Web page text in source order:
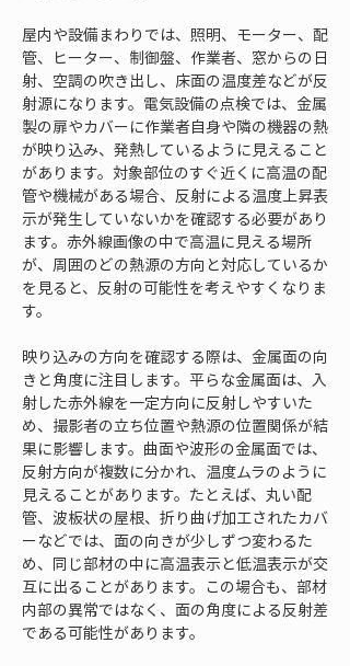
屋内や設備まわりでは、照明、モーター、配
管、ヒーター、制御盤、作業者、窓からの日
射、空調の吹き出し、床面の温度差などが反
射源になります。電気設備の点検では、金属
製の扉やカバーに作業者自身や隣の機器の熱
が映り込み、発熱しているように見えること
があります。対象部位のすぐ近くに高温の配
管や機械がある場合、反射による温度上昇表
示が発生していないかを確認する必要があり
ます。赤外線画像の中で高温に見える場所
が、周囲のどの熱源の方向と対応しているか
を見ると、反射の可能性を考えやすくなりま
す。
映り込みの方向を確認する際は、金属面の向
きと角度に注目します。平らな金属面は、入
射した赤外線を一定方向に反射しやすいた
め、撮影者の立ち位置や熱源の位置関係が結
果に影響します。曲面や波形の金属面では、
反射方向が複数に分かれ、温度ムラのように
見えることがあります。たとえば、丸い配
管、波板状の屋根、折り曲げ加工されたカバ
ーなどでは、面の向きが少しずつ変わるた
め、同じ部材の中に高温表示と低温表示が交
互に出ることがあります。この場合も、部材
内部の異常ではなく、面の角度による反射差
である可能性があります。